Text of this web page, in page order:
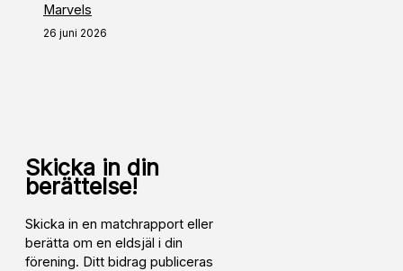
Marvels
26 juni 2026
Skicka in din
berättelse!
Skicka in en matchrapport eller
berätta om en eldsjäl i din
förening. Ditt bidrag publiceras